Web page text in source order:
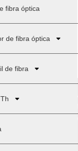
fibra óptica
de fibra óptica
de fibra